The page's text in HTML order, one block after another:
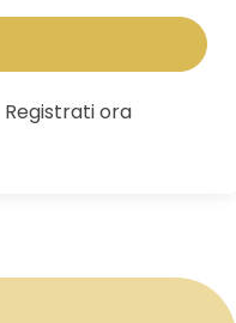
Registrati ora